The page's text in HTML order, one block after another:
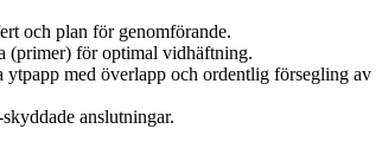
och plan för genomförande.
(primer) för optimal vidhäftning.
ytpapp med överlapp och ordentlig försegling av
anslutningar.